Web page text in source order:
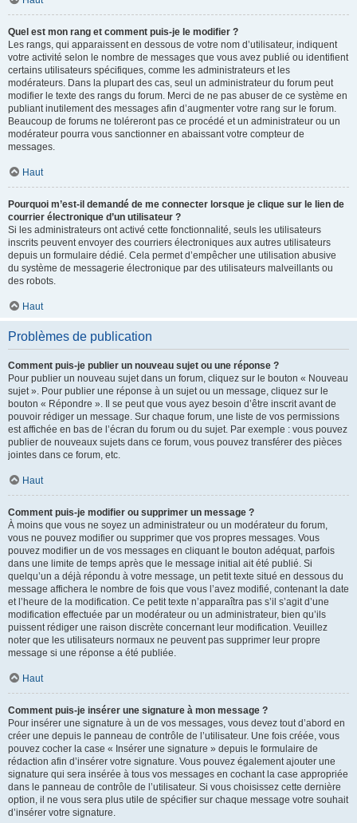
Quel est mon rang et comment puis-je le modifier ?
Les rangs, qui apparaissent en dessous de votre nom d’utilisateur, indiquent
votre activité selon le nombre de messages que vous avez publié ou identifient
certains utilisateurs spécifiques, comme les administrateurs et les
modérateurs. Dans la plupart des cas, seul un administrateur du forum peut
modifier le texte des rangs du forum. Merci de ne pas abuser de ce système en
publiant inutilement des messages afin d’augmenter votre rang sur le forum.
Beaucoup de forums ne toléreront pas ce procédé et un administrateur ou un
modérateur pourra vous sanctionner en abaissant votre compteur de
messages.
Haut
Pourquoi m’est-il demandé de me connecter lorsque je clique sur le lien de
courrier électronique d’un utilisateur ?
Si les administrateurs ont activé cette fonctionnalité, seuls les utilisateurs
inscrits peuvent envoyer des courriers électroniques aux autres utilisateurs
depuis un formulaire dédié. Cela permet d’empêcher une utilisation abusive
du système de messagerie électronique par des utilisateurs malveillants ou
des robots.
Haut
Problèmes de publication
Comment puis-je publier un nouveau sujet ou une réponse ?
Pour publier un nouveau sujet dans un forum, cliquez sur le bouton « Nouveau
sujet ». Pour publier une réponse à un sujet ou un message, cliquez sur le
bouton « Répondre ». Il se peut que vous ayez besoin d’être inscrit avant de
pouvoir rédiger un message. Sur chaque forum, une liste de vos permissions
est affichée en bas de l’écran du forum ou du sujet. Par exemple : vous pouvez
publier de nouveaux sujets dans ce forum, vous pouvez transférer des pièces
jointes dans ce forum, etc.
Haut
Comment puis-je modifier ou supprimer un message ?
À moins que vous ne soyez un administrateur ou un modérateur du forum,
vous ne pouvez modifier ou supprimer que vos propres messages. Vous
pouvez modifier un de vos messages en cliquant le bouton adéquat, parfois
dans une limite de temps après que le message initial ait été publié. Si
quelqu’un a déjà répondu à votre message, un petit texte situé en dessous du
message affichera le nombre de fois que vous l’avez modifié, contenant la date
et l’heure de la modification. Ce petit texte n’apparaîtra pas s’il s’agit d’une
modification effectuée par un modérateur ou un administrateur, bien qu’ils
puissent rédiger une raison discrète concernant leur modification. Veuillez
noter que les utilisateurs normaux ne peuvent pas supprimer leur propre
message si une réponse a été publiée.
Haut
Comment puis-je insérer une signature à mon message ?
Pour insérer une signature à un de vos messages, vous devez tout d’abord en
créer une depuis le panneau de contrôle de l’utilisateur. Une fois créée, vous
pouvez cocher la case « Insérer une signature » depuis le formulaire de
rédaction afin d’insérer votre signature. Vous pouvez également ajouter une
signature qui sera insérée à tous vos messages en cochant la case appropriée
dans le panneau de contrôle de l’utilisateur. Si vous choisissez cette dernière
option, il ne vous sera plus utile de spécifier sur chaque message votre souhait
d’insérer votre signature.